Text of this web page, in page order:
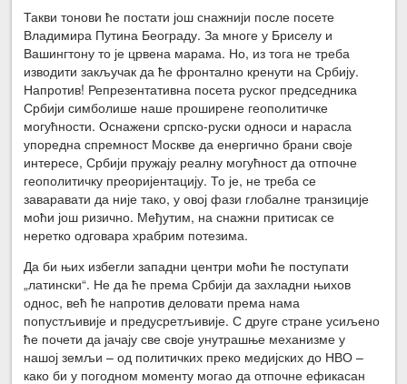
Такви тонови ће постати још снажнији после посете
Владимира Путина Београду. За многе у Бриселу и
Вашингтону то је црвена марама. Но, из тога не треба
изводити закључак да ће фронтално кренути на Србију.
Напротив! Репрезентативна посета руског председника
Србији симболише наше проширене геополитичке
могућности. Оснажени српско-руски односи и нарасла
упоредна спремност Москве да енергично брани своје
интересе, Србији пружају реалну могућност да отпочне
геополитичку преоријентацију. То је, не треба се
заваравати да није тако, у овој фази глобалне транзиције
моћи још ризично. Међутим, на снажни притисак се
неретко одговара храбрим потезима.
Да би њих избегли западни центри моћи ће поступати
„латински“. Не да ће према Србији да захладни њихов
однос, већ ће напротив деловати према нама
попустљивије и предусретљивије. С друге стране усиљено
ће почети да јачају све своје унутрашње механизме у
нашој земљи – од политичких преко медијских до НВО –
како би у погодном моменту могао да отпочне ефикасан